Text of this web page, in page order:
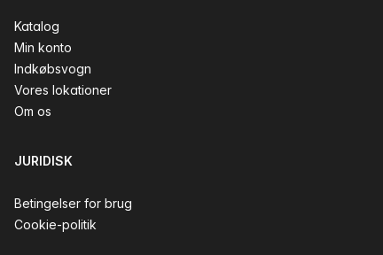
Katalog
Min konto
Indkøbsvogn
Vores lokationer
Om os
JURIDISK
Betingelser for brug
Cookie-politik